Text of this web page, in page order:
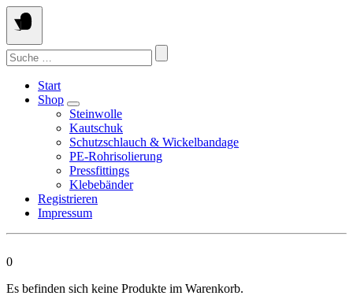
Springen
Sie
zum
Inhalt
Suchen
nach:
Start
Shop
Steinwolle
Kautschuk
Schutzschlauch & Wickelbandage
PE-Rohrisolierung
Pressfittings
Klebebänder
Registrieren
Impressum
0
Es befinden sich keine Produkte im Warenkorb.